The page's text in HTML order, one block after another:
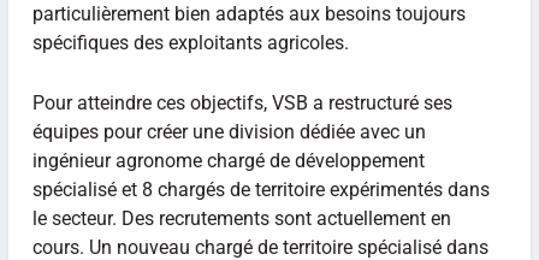
particulièrement bien adaptés aux besoins toujours
spécifiques des exploitants agricoles.
Pour atteindre ces objectifs, VSB a restructuré ses
équipes pour créer une division dédiée avec un
ingénieur agronome chargé de développement
spécialisé et 8 chargés de territoire expérimentés dans
le secteur. Des recrutements sont actuellement en
cours. Un nouveau chargé de territoire spécialisé dans